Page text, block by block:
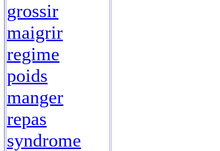
grossir
maigrir
regime
poids
manger
repas
syndrome